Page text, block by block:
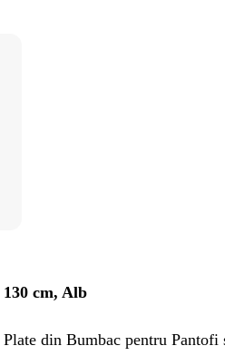
cm, Alb
din Bumbac pentru